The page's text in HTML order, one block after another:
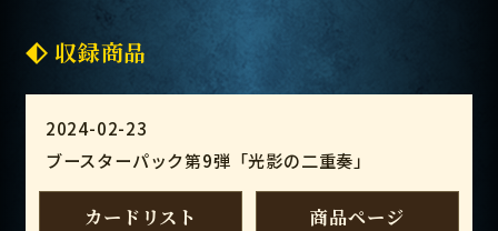
収録商品
2024-02-23
ブースターパック第9弾「光影の二重奏」
カードリスト 商品ページ